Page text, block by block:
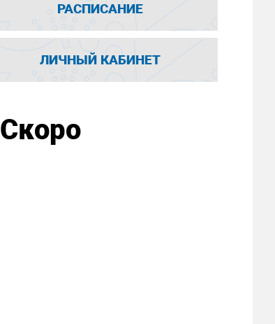
РАСПИСАНИЕ
ЛИЧНЫЙ КАБИНЕТ
Скоро